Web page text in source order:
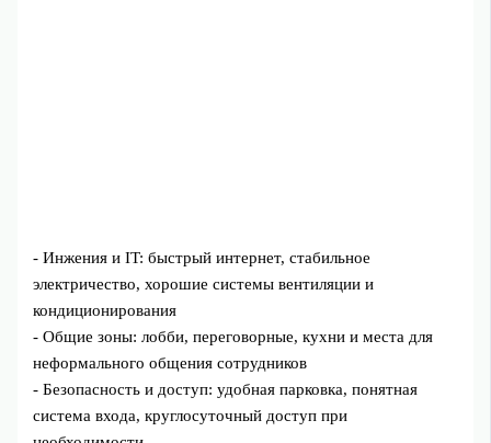
- Инжения и IT: быстрый интернет, стабильное
электричество, хорошие системы вентиляции и
кондиционирования
- Общие зоны: лобби, переговорные, кухни и места для
неформального общения сотрудников
- Безопасность и доступ: удобная парковка, понятная
система входа, круглосуточный доступ при